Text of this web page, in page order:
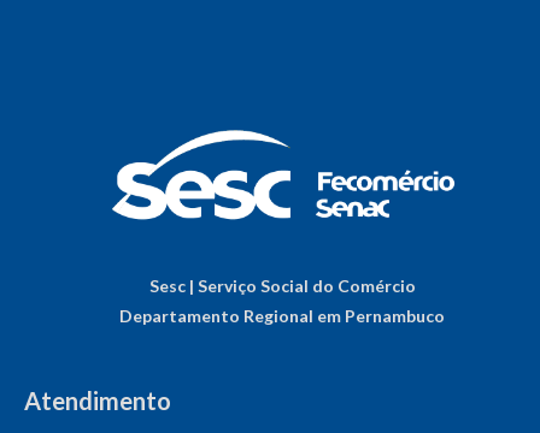
Sesc | Serviço Social do Comércio
Departamento Regional em Pernambuco
Atendimento